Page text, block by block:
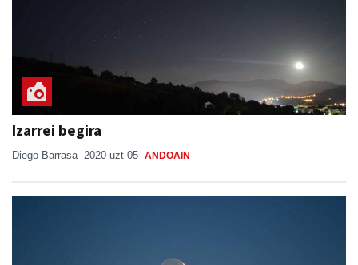
Izarrei begira
Diego Barrasa 2020 uzt 05 ANDOAIN